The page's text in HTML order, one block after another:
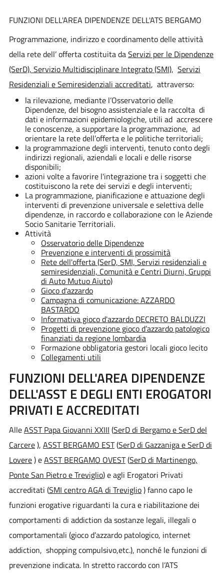
FUNZIONI DELL'AREA DIPENDENZE DELL'ATS BERGAMO
Programmazione, indirizzo e coordinamento delle attività
della rete dell’ offerta costituita daServizi per le Dipendenze
(SerD), Servizio Multidisciplinare Integrato (SMI), Servizi
Residenziali e Semiresidenziali accreditati, attraverso:
la rilevazione, mediante l’Osservatorio delle
Dipendenze, del bisogno assistenziale e la raccolta di
dati e informazioni epidemiologiche, utili ad accrescere
le conoscenze, a supportare la programmazione, ad
orientare la rete dell’offerta e le politiche territoriali;
la programmazione degli interventi, tenuto conto degli
indirizzi regionali, aziendali e locali e delle risorse
disponibili;
azioni volte a favorire l'integrazione tra i soggetti che
costituiscono la rete dei servizi e degli interventi;
La programmazione, pianificazione e attuazione degli
interventi di prevenzione universale e selettiva delle
dipendenze, in raccordo e collaborazione con le Aziende
Socio Sanitarie Territoriali.
Attività
Osservatorio delle Dipendenze
Prevenzione e interventi di prossimità
Rete dell'offerta (SerD, SMI, Servizi residenziali e
semiresidenziali, Comunità e Centri Diurni, Gruppi
di Auto Mutuo Aiuto)
Gioco d'azzardo
Campagna di comunicazione: AZZARDO
BASTARDO
Informativa gioco d'azzardo DECRETO BALDUZZI
Progetti di prevenzione gioco d’azzardo patologico
finanziati da regione lombardia
Formazione obbligatoria gestori locali gioco lecito
Collegamenti utili
FUNZIONI DELL'AREA DIPENDENZE
DELL'ASST E DEGLI ENTI EROGATORI
PRIVATI E ACCREDITATI
AlleASST Papa Giovanni XXIII (SerD di Bergamo e SerD del
Carcere), ASST BERGAMO EST(SerD di Gazzaniga e SerD di
Lovere) eASST BERGAMO OVEST(SerD di Martinengo,
Ponte San Pietro e Treviglio) e agli Erogatori Privati
accreditati (SMI centro AGA di Treviglio) fanno capo le
funzioni erogative riguardanti la cura e riabilitazione dei
comportamenti di addiction da sostanze legali, illegali o
comportamentali (gioco d’azzardo patologico, internet
addiction, shopping compulsivo,etc.), nonché le funzioni di
prevenzione indicata. In stretto raccordo con l’ATS